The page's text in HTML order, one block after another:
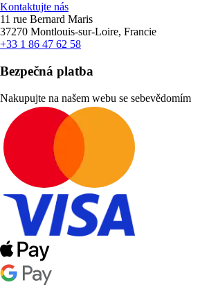
Kontaktujte nás
11 rue Bernard Maris
37270 Montlouis-sur-Loire, Francie
+33 1 86 47 62 58
Bezpečná platba
Nakupujte na našem webu se sebevědomím